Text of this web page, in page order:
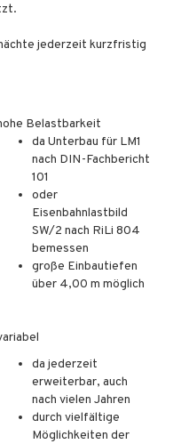
jederzeit kurzfristig
Belastbarkeit
da Unterbau für LM1
nach DIN-Fachbericht
101
oder
Eisenbahnlastbild
SW/2 nach RiLi 804
bemessen
große Einbautiefen
über 4,00 m möglich
da jederzeit
erweiterbar, auch
nach vielen Jahren
durch vielfältige
Möglichkeiten der